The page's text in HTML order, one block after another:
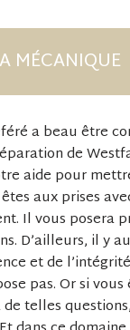
MÉCANIQUE
a beau être
de
aide pour
aux prises
Il vous posera
D’ailleurs, il y
et de
pas. Or si
telles